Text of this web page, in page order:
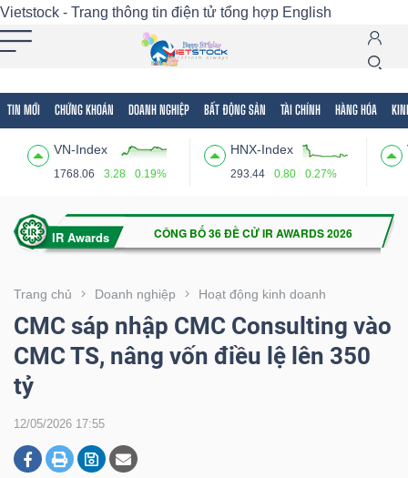
Vietstock - Trang thông tin điện tử tổng hợp English
TIN MỚI CHỨNG KHOÁN DOANH NGHIỆP BẤT ĐỘNG SẢN TÀI CHÍNH HÀNG HÓA
VN-Index
1768.06 3.28 0.19%
HNX-Index
293.44 0.80 0.27%
Trang chủ Doanh nghiệp Hoạt động kinh doanh
CMC sáp nhập CMC Consulting vào
CMC TS, nâng vốn điều lệ lên 350
tỷ
12/05/2026 17:55
Tất cả Tính năng Ngành Mã chứng khoán
Tính
(-)
VIETSTOCK
CHỨNG
DOANH